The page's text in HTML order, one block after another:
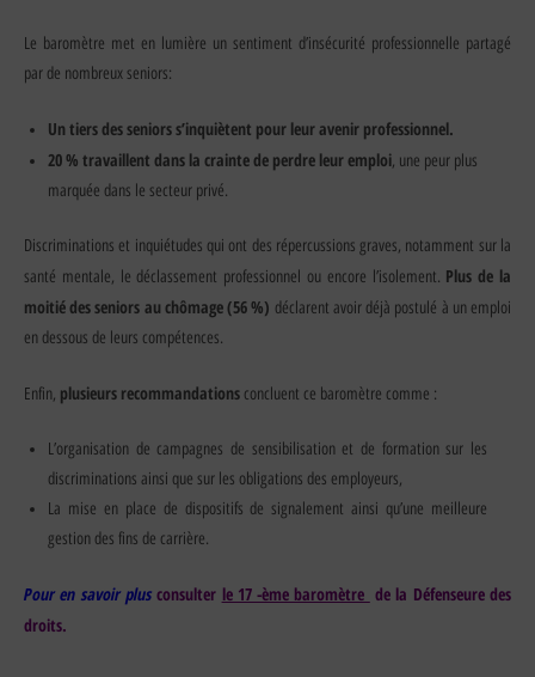
Le baromètre met en lumière un sentiment d’insécurité professionnelle partagé
par de nombreux seniors:
Un tiers des seniors s’inquiètent pour leur avenir professionnel.
20 % travaillent dans la crainte de perdre leur emploi, une peur plus
marquée dans le secteur privé.
Discriminations et inquiétudes qui ont des répercussions graves, notamment sur la
santé mentale, le déclassement professionnel ou encore l’isolement. Plus de la
moitié des seniors au chômage (56 %) déclarent avoir déjà postulé à un emploi
en dessous de leurs compétences.
Enfin, plusieurs recommandations concluent ce baromètre comme :
L’organisation de campagnes de sensibilisation et de formation sur les
discriminations ainsi que sur les obligations des employeurs,
La mise en place de dispositifs de signalement ainsi qu’une meilleure
gestion des fins de carrière.
Pour en savoir plus consulter le 17 -ème baromètre de la Défenseure des
droits.